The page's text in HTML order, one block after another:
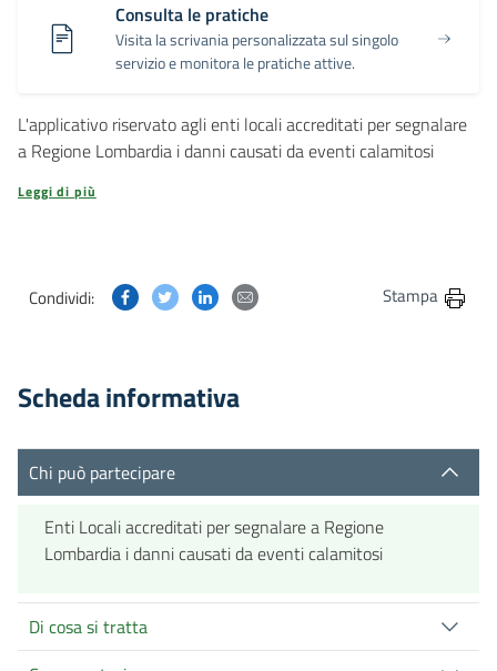
Consulta le pratiche
Visita la scrivania personalizzata sul singolo
servizio e monitora le pratiche attive.
L'applicativo riservato agli enti locali accreditati per segnalare
a Regione Lombardia i danni causati da eventi calamitosi
Leggi di più
Condividi: Condividi questa pagina su Facebook
Condividi questa pagina su Twitter
Condividi questa pagina su Linkedin
Condividi questa pagina via
Stampa
Scheda informativa
Chi può partecipare
Enti Locali accreditati per segnalare a Regione
Lombardia i danni causati da eventi calamitosi
Di cosa si tratta